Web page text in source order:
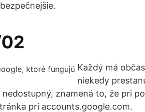
Každý má
niekedy
nedostupný, znamená to, že pri
pri accounts.google.com.